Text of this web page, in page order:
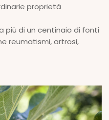
proprietà
più di un centinaio di fonti
reumatismi, artrosi,